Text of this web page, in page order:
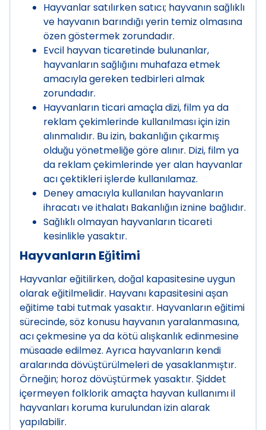
Hayvanlar satılırken satıcı; hayvanın sağlıklı
ve hayvanın barındığı yerin temiz olmasına
özen göstermek zorundadır.
Evcil hayvan ticaretinde bulunanlar,
hayvanların sağlığını muhafaza etmek
amacıyla gereken tedbirleri almak
zorundadır.
Hayvanların ticari amaçla dizi, film ya da
reklam çekimlerinde kullanılması için izin
alınmalıdır. Bu izin, bakanlığın çıkarmış
olduğu yönetmeliğe göre alınır. Dizi, film ya
da reklam çekimlerinde yer alan hayvanlar
acı çektikleri işlerde kullanılamaz.
Deney amacıyla kullanılan hayvanların
ihracatı ve ithalatı Bakanlığın iznine bağlıdır.
Sağlıklı olmayan hayvanların ticareti
kesinlikle yasaktır.
Hayvanların Eğitimi
Hayvanlar eğitilirken, doğal kapasitesine uygun
olarak eğitilmelidir. Hayvanı kapasitesini aşan
eğitime tabi tutmak yasaktır. Hayvanların eğitimi
sürecinde, söz konusu hayvanın yaralanmasına,
acı çekmesine ya da kötü alışkanlık edinmesine
müsaade edilmez. Ayrıca hayvanların kendi
aralarında dövüştürülmeleri de yasaklanmıştır.
Örneğin; horoz dövüştürmek yasaktır. Şiddet
içermeyen folklorik amaçta hayvan kullanımı il
hayvanları koruma kurulundan izin alarak
yapılabilir.